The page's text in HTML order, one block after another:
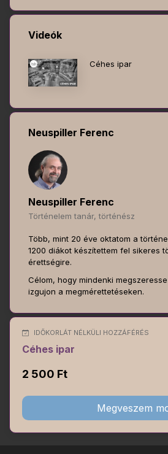
Videók
Céhes ipar
Neuspiller Ferenc
Neuspiller Ferenc
Történelem tanár, történész
Több, mint 20 éve oktatom a
1200 diákot készítettem fel sikeres
érettségire.
Célom, hogy mindenki
izgujon a megmérettetéseken.
IDŐKORLÁT NÉLKÜLI HOZZÁFÉRÉS
Céhes ipar
2 500 Ft
Megveszem